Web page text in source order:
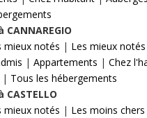
mieux notés | Les mieux notés
| Appartements | Chez
| Tous les hébergements
mieux notés | Les moins chers